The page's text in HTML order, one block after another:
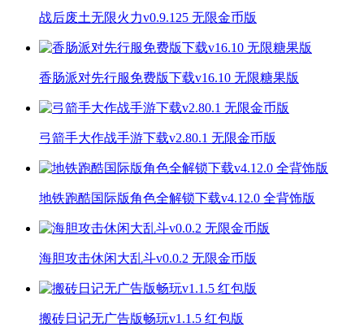
战后废土无限火力v0.9.125 无限金币版
香肠派对先行服免费版下载v16.10 无限糖果版
弓箭手大作战手游下载v2.80.1 无限金币版
地铁跑酷国际版角色全解锁下载v4.12.0 全背饰版
海胆攻击休闲大乱斗v0.0.2 无限金币版
搬砖日记无广告版畅玩v1.1.5 红包版